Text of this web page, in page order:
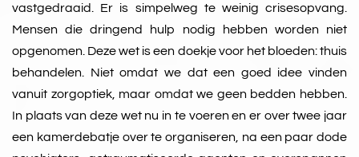
vastgedraaid. Er is simpelweg te weinig crisesopvang.
Mensen die dringend hulp nodig hebben worden niet
opgenomen. Deze wet is een doekje voor het bloeden: thuis
behandelen. Niet omdat we dat een goed idee vinden
vanuit zorgoptiek, maar omdat we geen bedden hebben.
In plaats van deze wet nu in te voeren en er over twee jaar
een kamerdebatje over te organiseren, na een paar dode